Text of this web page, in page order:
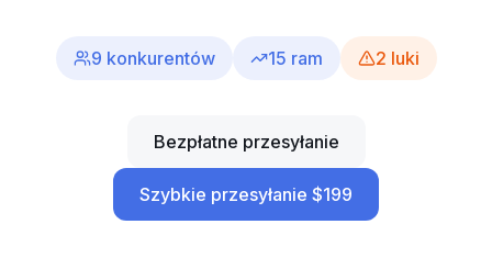
9 konkurentów 15 ram 2 luki
Bezpłatne przesyłanie
Szybkie przesyłanie $199